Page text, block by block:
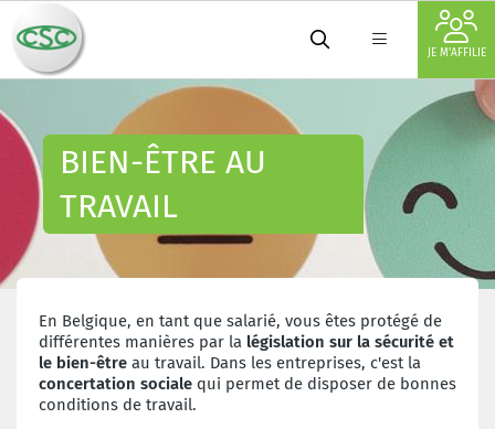
JE M'AFFILIE
BIEN-ÊTRE AU
TRAVAIL
En Belgique, en tant que salarié, vous êtes protégé de
différentes manières par la législation sur la sécurité et
le bien-être au travail. Dans les entreprises, c'est la
concertation sociale qui permet de disposer de bonnes
conditions de travail.